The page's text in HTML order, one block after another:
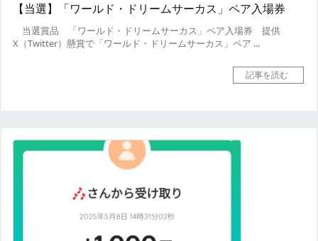
【当選】「ワールド・ドリームサーカス」ペア入場券
当選賞品 「ワールド・ドリームサーカス」ペア入場券 提供
X（Twitter）懸賞で「ワールド・ドリームサーカス」ペア ...
記事を読む